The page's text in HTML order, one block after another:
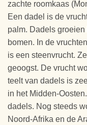
zachte roomkaas
Een dadel is de
palm. Dadels
bomen. In de
is een steenvrucht.
geoogst. De vrucht
teelt van dadels is
in het Midden-
dadels. Nog steeds
Noord-Afrika en de